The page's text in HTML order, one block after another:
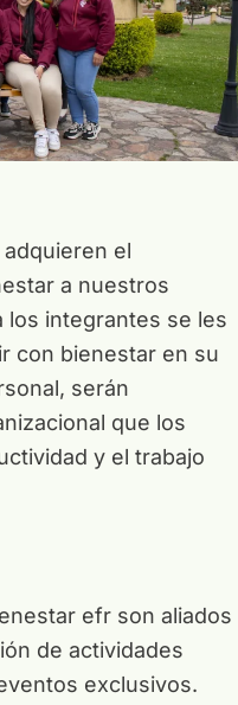
el
a nuestros
los integrantes se les
con bienestar en su
serán
que los
y el trabajo
efr son aliados
de actividades
exclusivos.